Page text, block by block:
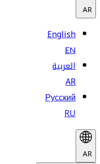
AR
English
EN
العربية
AR
Русский
RU
AR